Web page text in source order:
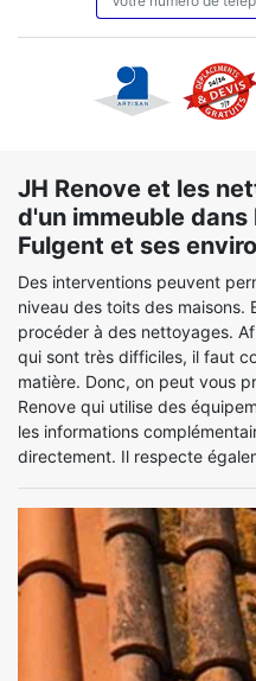
JH Renove et les
d'un immeuble dans
Fulgent et ses
Des interventions peuvent
niveau des toits des maisons.
procéder à des nettoyages.
qui sont très difficiles, il faut
matière. Donc, on peut vous
Renove qui utilise des
les informations
directement. Il respecte